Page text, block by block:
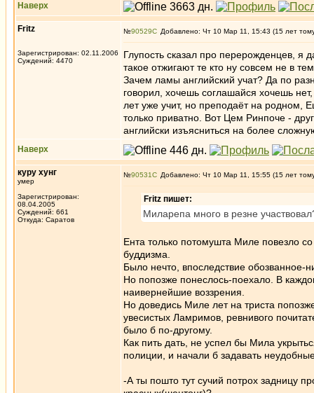
Наверх
Fritz
Зарегистрирован: 02.11.2006
Суждений: 4470
№90529 Добавлено: Чт 10 Мар 11, 15:43 (15 лет
Глупость сказал про перерожденцев, я
такое отжигают те кто ну совсем не в
Зачем ламы английский учат? Да по
говорил, хочешь соглашайся хочешь
лет уже учит, но преподаёт на родном,
только приватно. Вот Цем Ринпоче -
английски изъясниться на более
Наверх
куру хунг
умер
Зарегистрирован:
08.04.2005
Суждений: 661
Откуда: Саратов
№90531 Добавлено: Чт 10 Мар 11, 15:55 (15 лет
Fritz пишет:
Миларепа много в резне
Ента только потомушта Миле повезло
буддизма.
Было нечто, впоследствие обозванное-
Но попозже понеслось-поехало. В
наивернейшие воззрения.
Но доведись Миле лет на триста
увесистых Ламримов, ревнивого
было б по-другому.
Как пить дать, не успел бы Мила
полиции, и начали б задавать
-А ты пошто тут сучий потрох задницу